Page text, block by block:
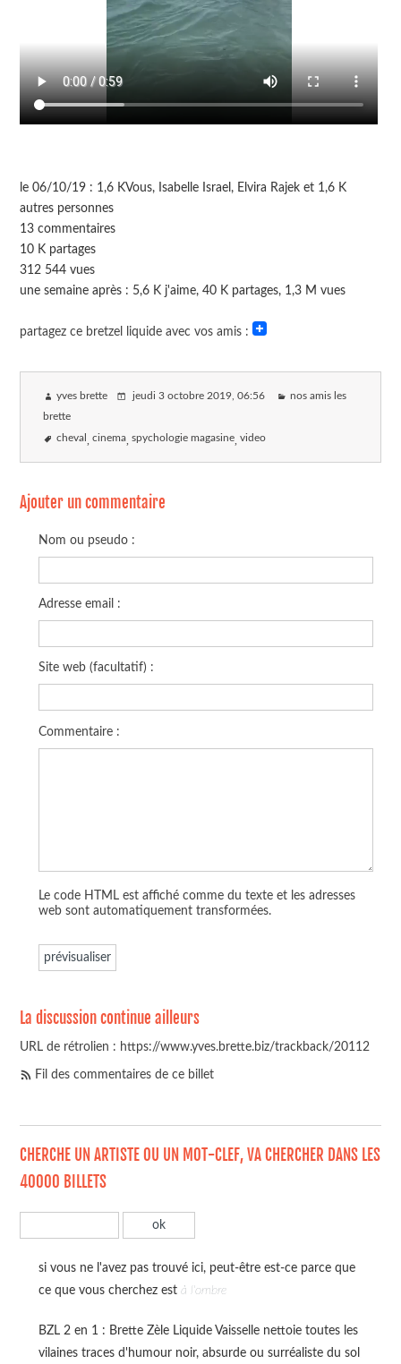
le 06/10/19 : 1,6 KVous, Isabelle Israel, Elvira Rajek et 1,6 K
autres personnes
13 commentaires
10 K partages
312 544 vues
une semaine après : 5,6 K j'aime, 40 K partages, 1,3 M vues
partagez ce bretzel liquide avec vos amis :
yves brette jeudi 3 octobre 2019 , 06:56 nos amis les
brette
cheval cinema spychologie magasine video
Ajouter un commentaire
Nom ou pseudo :
Adresse email :
Site web (facultatif) :
Commentaire :
Le code HTML est affiché comme du texte et les adresses
web sont automatiquement transformées.
La discussion continue ailleurs
URL de rétrolien : https://www.yves.brette.biz/trackback/20112
Fil des commentaires de ce billet
CHERCHE UN ARTISTE OU UN MOT-CLEF, VA CHERCHER DANS LES
40000 BILLETS
si vous ne l'avez pas trouvé ici, peut-être est-ce parce que
ce que vous cherchez est à l'ombre
BZL 2 en 1 : Brette Zèle Liquide Vaisselle nettoie toutes les
vilaines traces d'humour noir, absurde ou surréaliste du sol